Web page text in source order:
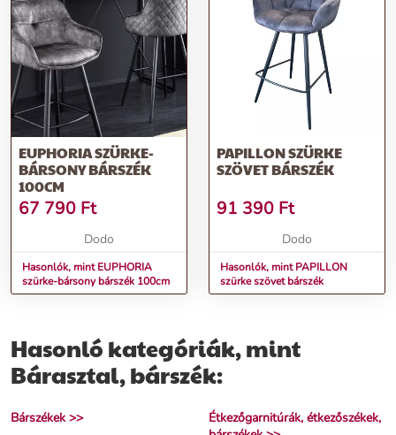
EUPHORIA SZÜRKE-
BÁRSONY BÁRSZÉK
100CM
67 790 Ft
Dodo
Hasonlók, mint EUPHORIA
szürke-bársony bárszék 100cm
PAPILLON SZÜRKE
SZÖVET BÁRSZÉK
91 390 Ft
Dodo
Hasonlók, mint PAPILLON
szürke szövet bárszék
Hasonló kategóriák, mint
Bárasztal, bárszék:
Bárszékek >>
Étkezőgarnitúrák, étkezőszékek,